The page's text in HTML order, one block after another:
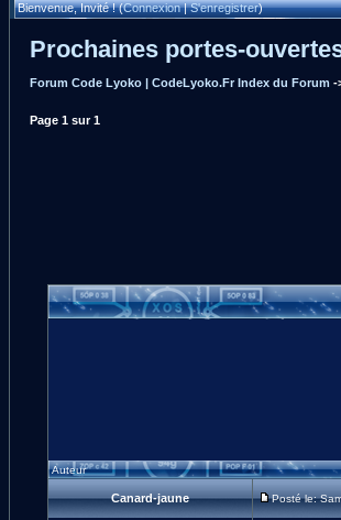
Bienvenue, Invité ! (Connexion|S'enregistrer)
Prochaines portes-
Forum Code Lyoko | CodeLyoko.Fr Index du Forum -
Page 1sur1
Auteur
Canard-jaune Posté le: